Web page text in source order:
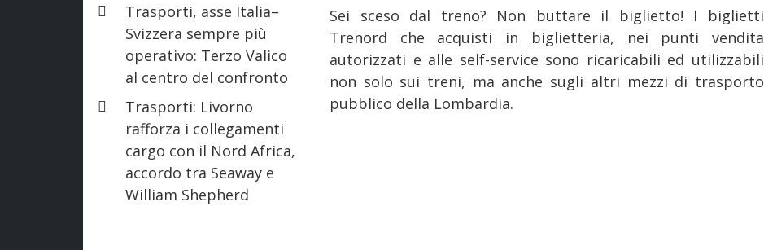
Trasporti, asse Italia–
Svizzera sempre più
operativo: Terzo Valico
al centro del confronto
Trasporti: Livorno
rafforza i collegamenti
cargo con il Nord Africa,
accordo tra Seaway e
William Shepherd
Sei sceso dal treno? Non buttare il biglietto! I biglietti
Trenord che acquisti in biglietteria, nei punti vendita
autorizzati e alle self-service sono ricaricabili ed utilizzabili
non solo sui treni, ma anche sugli altri mezzi di trasporto
pubblico della Lombardia.